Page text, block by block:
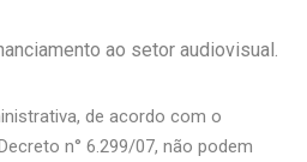
ao setor audiovisual.
de acordo com o
n° 6.299/07, não podem